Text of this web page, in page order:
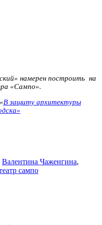
намерен построить на
«Сампо».
В защиту архитектуры
Валентина Чаженгина,
сампо